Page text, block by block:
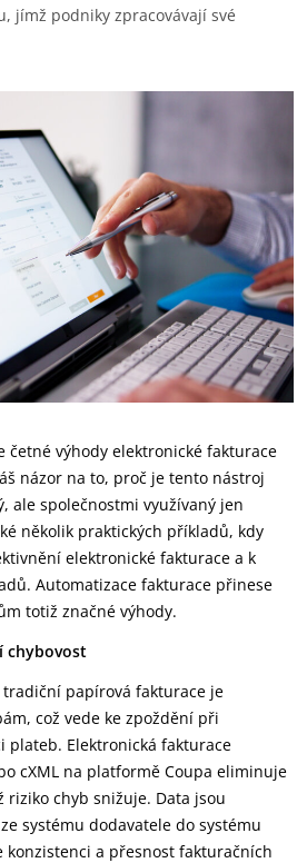
jímž podniky zpracovávají své
četné výhody elektronické fakturace
názor na to, proč je tento nástroj
ale společnostmi využívaný jen
několik praktických příkladů, kdy
elektronické fakturace a k
Automatizace fakturace přinese
totiž značné výhody.
chybovost
tradiční papírová fakturace je
což vede ke zpoždění při
plateb. Elektronická fakturace
cXML na platformě Coupa eliminuje
riziko chyb snižuje. Data jsou
systému dodavatele do systému
konzistenci a přesnost fakturačních